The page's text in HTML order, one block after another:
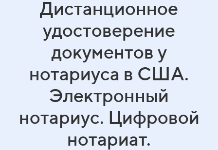
Дистанционное
удостоверение
документов у
нотариуса в США.
Электронный
нотариус. Цифровой
нотариат.